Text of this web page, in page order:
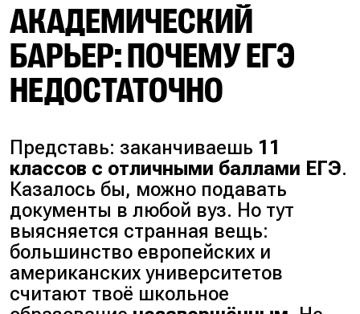
АКАДЕМИЧЕСКИЙ
БАРЬЕР: ПОЧЕМУ ЕГЭ
НЕДОСТАТОЧНО
Представь: заканчиваешь 11
классов с отличными баллами ЕГЭ.
Казалось бы, можно подавать
документы в любой вуз. Но тут
выясняется странная вещь:
большинство европейских и
американских университетов
считают твоё школьное